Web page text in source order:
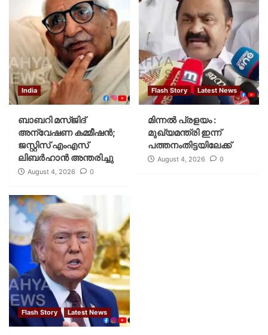
India
ബാബറി മസ്ജിദ്
അന്വേഷണ കമ്മീഷന്‍;
ജസ്റ്റിസ് എംഎസ്
ലിബര്‍ഹാന്‍ അന്തരിച്ചു
August 4, 2026 0
Flash Story Latest News
മിന്നല്‍ പ്രളയം :
മുഖ്യമന്ത്രി ഇന്ന്
പത്തനംതിട്ടയിലേക്ക്
August 4, 2026 0
Flash Story Latest News